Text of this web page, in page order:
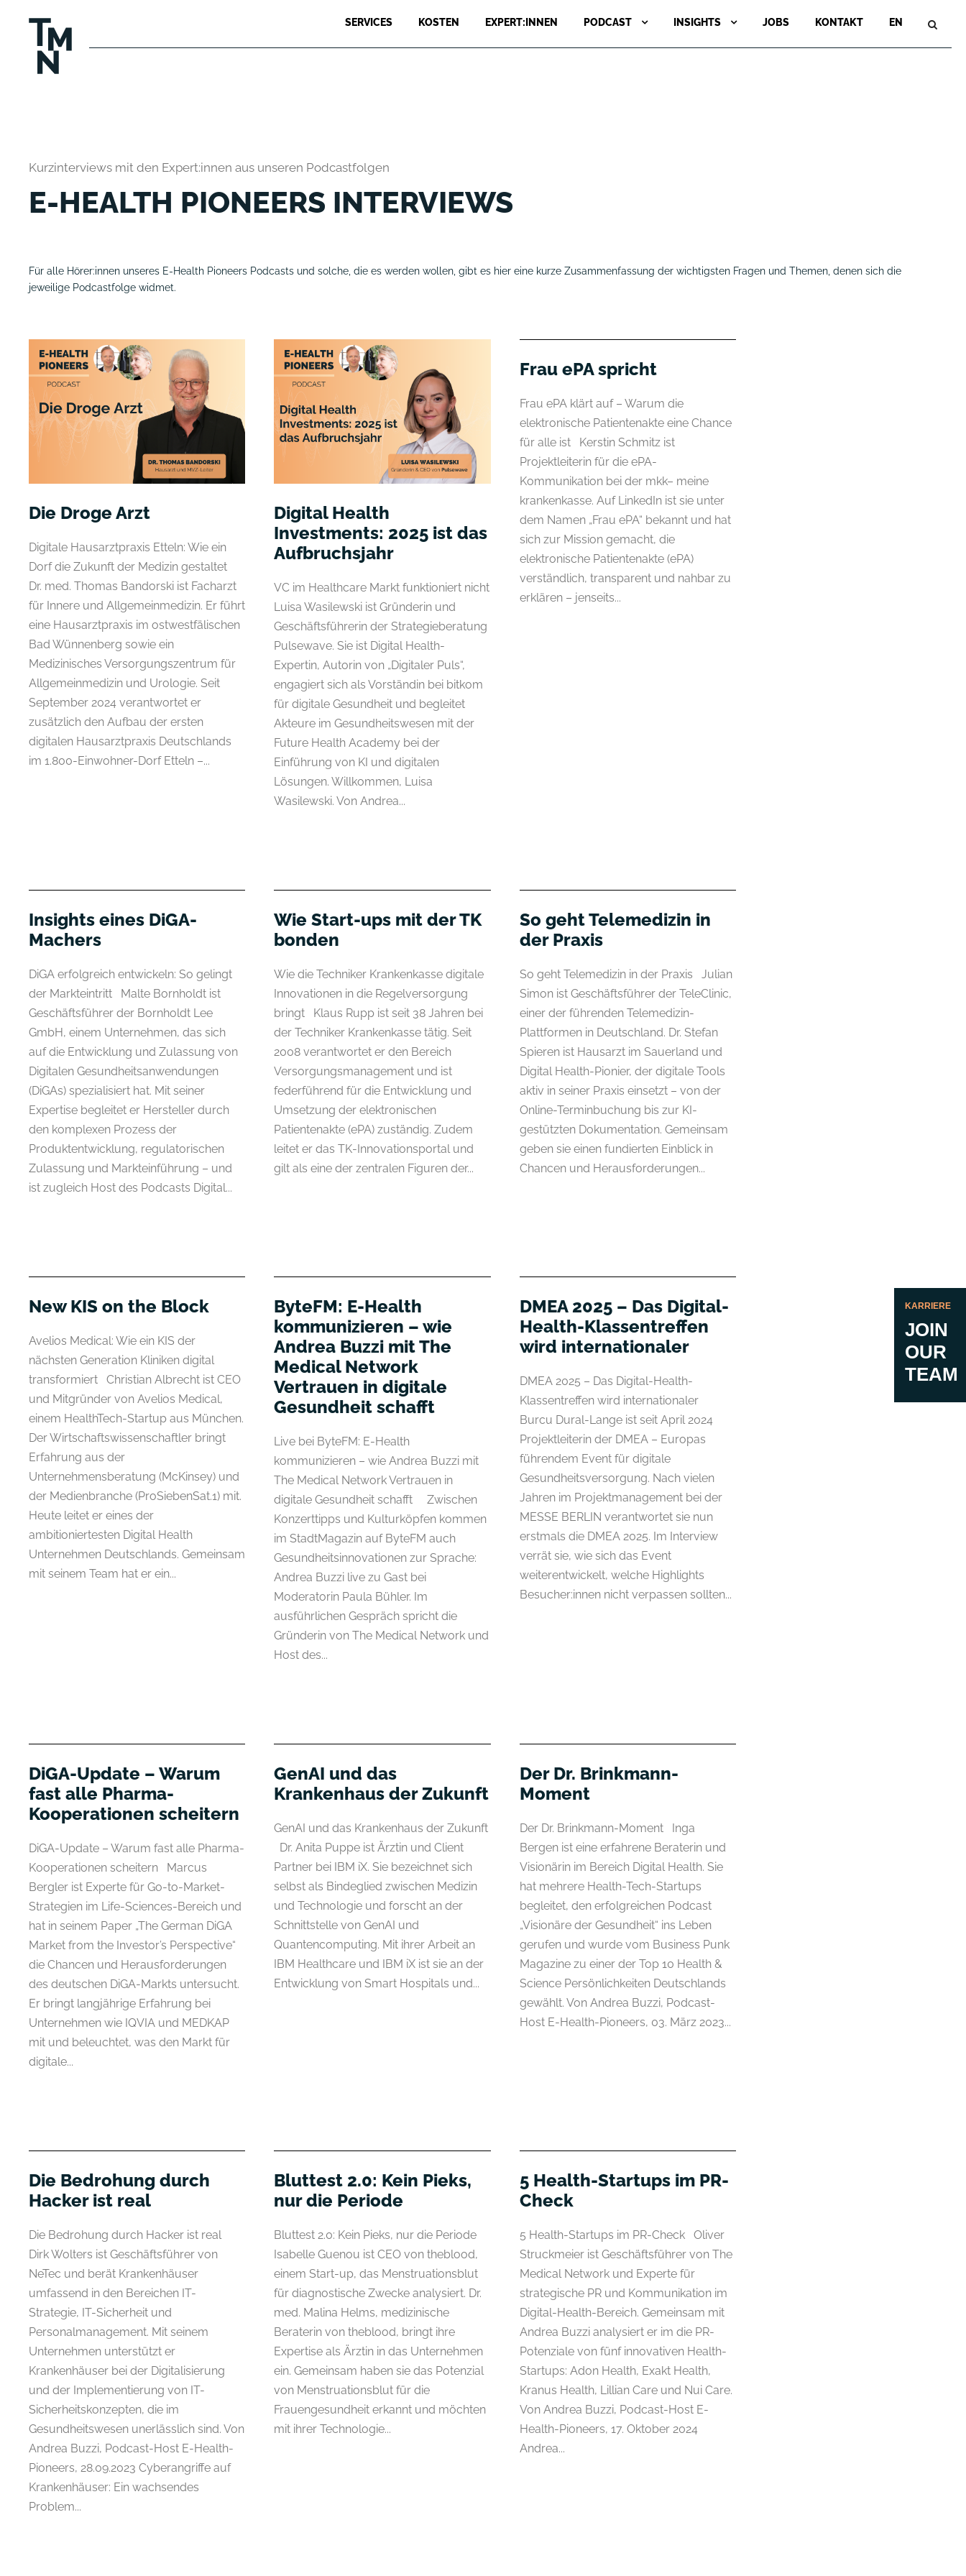
SERVICES KOSTEN EXPERT:INNEN PODCAST INSIGHTS JOBS KONTAKT EN
Kurzinterviews mit den Expert:innen aus unseren Podcastfolgen
E-HEALTH PIONEERS INTERVIEWS
Für alle Hörer:innen unseres E-Health Pioneers Podcasts und solche, die es werden wollen, gibt es hier eine kurze Zusammenfassung der wichtigsten Fragen und Themen, denen sich die
jeweilige Podcastfolge widmet.
Die Droge Arzt
Digitale Hausarztpraxis Etteln: Wie ein
Dorf die Zukunft der Medizin gestaltet
Dr. med. Thomas Bandorski ist Facharzt
für Innere und Allgemeinmedizin. Er führt
eine Hausarztpraxis im ostwestfälischen
Bad Wünnenberg sowie ein
Medizinisches Versorgungszentrum für
Allgemeinmedizin und Urologie. Seit
September 2024 verantwortet er
zusätzlich den Aufbau der ersten
digitalen Hausarztpraxis Deutschlands
im 1.800-Einwohner-Dorf Etteln –...
Digital Health
Investments: 2025 ist das
Aufbruchsjahr
VC im Healthcare Markt funktioniert nicht
Luisa Wasilewski ist Gründerin und
Geschäftsführerin der Strategieberatung
Pulsewave. Sie ist Digital Health-
Expertin, Autorin von „Digitaler Puls“,
engagiert sich als Vorständin bei bitkom
für digitale Gesundheit und begleitet
Akteure im Gesundheitswesen mit der
Future Health Academy bei der
Einführung von KI und digitalen
Lösungen. Willkommen, Luisa
Wasilewski. Von Andrea...
Frau ePA spricht
Frau ePA klärt auf – Warum die
elektronische Patientenakte eine Chance
für alle ist Kerstin Schmitz ist
Projektleiterin für die ePA-
Kommunikation bei der mkk– meine
krankenkasse. Auf LinkedIn ist sie unter
dem Namen „Frau ePA“ bekannt und hat
sich zur Mission gemacht, die
elektronische Patientenakte (ePA)
verständlich, transparent und nahbar zu
erklären – jenseits...
Insights eines DiGA-
Machers
DiGA erfolgreich entwickeln: So gelingt
der Markteintritt Malte Bornholdt ist
Geschäftsführer der Bornholdt Lee
GmbH, einem Unternehmen, das sich
auf die Entwicklung und Zulassung von
Digitalen Gesundheitsanwendungen
(DiGAs) spezialisiert hat. Mit seiner
Expertise begleitet er Hersteller durch
den komplexen Prozess der
Produktentwicklung, regulatorischen
Zulassung und Markteinführung – und
ist zugleich Host des Podcasts Digital...
Wie Start-ups mit der TK
bonden
Wie die Techniker Krankenkasse digitale
Innovationen in die Regelversorgung
bringt Klaus Rupp ist seit 38 Jahren bei
der Techniker Krankenkasse tätig. Seit
2008 verantwortet er den Bereich
Versorgungsmanagement und ist
federführend für die Entwicklung und
Umsetzung der elektronischen
Patientenakte (ePA) zuständig. Zudem
leitet er das TK-Innovationsportal und
gilt als eine der zentralen Figuren der...
So geht Telemedizin in
der Praxis
So geht Telemedizin in der Praxis Julian
Simon ist Geschäftsführer der TeleClinic,
einer der führenden Telemedizin-
Plattformen in Deutschland. Dr. Stefan
Spieren ist Hausarzt im Sauerland und
Digital Health-Pionier, der digitale Tools
aktiv in seiner Praxis einsetzt – von der
Online-Terminbuchung bis zur KI-
gestützten Dokumentation. Gemeinsam
geben sie einen fundierten Einblick in
Chancen und Herausforderungen...
New KIS on the Block
Avelios Medical: Wie ein KIS der
nächsten Generation Kliniken digital
transformiert Christian Albrecht ist CEO
und Mitgründer von Avelios Medical,
einem HealthTech-Startup aus München.
Der Wirtschaftswissenschaftler bringt
Erfahrung aus der
Unternehmensberatung (McKinsey) und
der Medienbranche (ProSiebenSat.1) mit.
Heute leitet er eines der
ambitioniertesten Digital Health
Unternehmen Deutschlands. Gemeinsam
mit seinem Team hat er ein...
ByteFM: E-Health
kommunizieren – wie
Andrea Buzzi mit The
Medical Network
Vertrauen in digitale
Gesundheit schafft
Live bei ByteFM: E-Health
kommunizieren – wie Andrea Buzzi mit
The Medical Network Vertrauen in
digitale Gesundheit schafft Zwischen
Konzerttipps und Kulturköpfen kommen
im StadtMagazin auf ByteFM auch
Gesundheitsinnovationen zur Sprache:
Andrea Buzzi live zu Gast bei
Moderatorin Paula Bühler. Im
ausführlichen Gespräch spricht die
Gründerin von The Medical Network und
Host des...
DMEA 2025 – Das Digital-
Health-Klassentreffen
wird internationaler
DMEA 2025 – Das Digital-Health-
Klassentreffen wird internationaler
Burcu Dural-Lange ist seit April 2024
Projektleiterin der DMEA – Europas
führendem Event für digitale
Gesundheitsversorgung. Nach vielen
Jahren im Projektmanagement bei der
MESSE BERLIN verantwortet sie nun
erstmals die DMEA 2025. Im Interview
verrät sie, wie sich das Event
weiterentwickelt, welche Highlights
Besucher:innen nicht verpassen sollten...
DiGA-Update – Warum
fast alle Pharma-
Kooperationen scheitern
DiGA-Update – Warum fast alle Pharma-
Kooperationen scheitern Marcus
Bergler ist Experte für Go-to-Market-
Strategien im Life-Sciences-Bereich und
hat in seinem Paper „The German DiGA
Market from the Investor’s Perspective“
die Chancen und Herausforderungen
des deutschen DiGA-Markts untersucht.
Er bringt langjährige Erfahrung bei
Unternehmen wie IQVIA und MEDKAP
mit und beleuchtet, was den Markt für
digitale...
GenAI und das
Krankenhaus der Zukunft
GenAI und das Krankenhaus der Zukunft
Dr. Anita Puppe ist Ärztin und Client
Partner bei IBM iX. Sie bezeichnet sich
selbst als Bindeglied zwischen Medizin
und Technologie und forscht an der
Schnittstelle von GenAI und
Quantencomputing. Mit ihrer Arbeit an
IBM Healthcare und IBM iX ist sie an der
Entwicklung von Smart Hospitals und...
Der Dr. Brinkmann-
Moment
Der Dr. Brinkmann-Moment Inga
Bergen ist eine erfahrene Beraterin und
Visionärin im Bereich Digital Health. Sie
hat mehrere Health-Tech-Startups
begleitet, den erfolgreichen Podcast
„Visionäre der Gesundheit“ ins Leben
gerufen und wurde vom Business Punk
Magazine zu einer der Top 10 Health &
Science Persönlichkeiten Deutschlands
gewählt. Von Andrea Buzzi, Podcast-
Host E-Health-Pioneers, 03. März 2023...
Die Bedrohung durch
Hacker ist real
Die Bedrohung durch Hacker ist real
Dirk Wolters ist Geschäftsführer von
NeTec und berät Krankenhäuser
umfassend in den Bereichen IT-
Strategie, IT-Sicherheit und
Personalmanagement. Mit seinem
Unternehmen unterstützt er
Krankenhäuser bei der Digitalisierung
und der Implementierung von IT-
Sicherheitskonzepten, die im
Gesundheitswesen unerlässlich sind. Von
Andrea Buzzi, Podcast-Host E-Health-
Pioneers, 28.09.2023 Cyberangriffe auf
Krankenhäuser: Ein wachsendes
Problem...
Bluttest 2.0: Kein Pieks,
nur die Periode
Bluttest 2.0: Kein Pieks, nur die Periode
Isabelle Guenou ist CEO von theblood,
einem Start-up, das Menstruationsblut
für diagnostische Zwecke analysiert. Dr.
med. Malina Helms, medizinische
Beraterin von theblood, bringt ihre
Expertise als Ärztin in das Unternehmen
ein. Gemeinsam haben sie das Potenzial
von Menstruationsblut für die
Frauengesundheit erkannt und möchten
mit ihrer Technologie...
5 Health-Startups im PR-
Check
5 Health-Startups im PR-Check Oliver
Struckmeier ist Geschäftsführer von The
Medical Network und Experte für
strategische PR und Kommunikation im
Digital-Health-Bereich. Gemeinsam mit
Andrea Buzzi analysiert er im die PR-
Potenziale von fünf innovativen Health-
Startups: Adon Health, Exakt Health,
Kranus Health, Lillian Care und Nui Care.
Von Andrea Buzzi, Podcast-Host E-
Health-Pioneers, 17. Oktober 2024
Andrea...
KARRIERE
JOIN
OUR
TEAM